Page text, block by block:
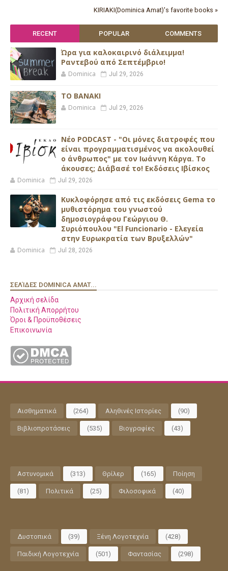
KIRIAKI(Dominica Amat)'s favorite books »
RECENT POPULAR COMMENTS
Ώρα για καλοκαιρινό διάλειμμα!
Ραντεβού από Σεπτέμβριο!
Dominica Jul 29, 2026
ΤΟ ΒΑΝΑΚΙ
Dominica Jul 29, 2026
Νέο PODCAST - "Οι μόνες διατροφές που
είναι προγραμματισμένος να ακολουθεί
ο άνθρωπος" με τον Ιωάννη Κάργα. Το
άκουσες; Διάβασέ το! Εκδόσεις Ιβίσκος
Dominica Jul 29, 2026
Κυκλοφόρησε από τις εκδόσεις Gema το
μυθιστόρημα του γνωστού
δημοσιογράφου Γεώργιου Θ.
Συριόπουλου "El Funcionario - Ελεγεία
στην Ευρωκρατία των Βρυξελλών"
Dominica Jul 28, 2026
ΣΕΛΊΔΕΣ DOMINICA AMAT...
Αρχική σελίδα
Πολιτική Απορρήτου
Όροι & Προϋποθέσεις
Επικοινωνία
Αισθηματικά (264) Αληθινές Ιστορίες (90)
Βιβλιοπροτάσεις (535) Βιογραφίες (43)
Αστυνομικά (313) Θρίλερ (165) Ποίηση
(81) Πολιτικά (25) Φιλοσοφικά (40)
Δυστοπικά (39) Ξένη Λογοτεχνία (428)
Παιδική Λογοτεχνία (501) Φαντασίας (298)